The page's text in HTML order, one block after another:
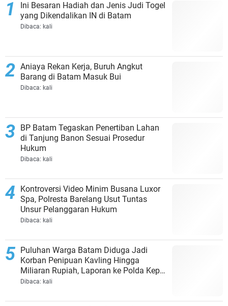
Ini Besaran Hadiah dan Jenis Judi Togel
yang Dikendalikan IN di Batam
Dibaca: kali
Aniaya Rekan Kerja, Buruh Angkut
Barang di Batam Masuk Bui
Dibaca: kali
BP Batam Tegaskan Penertiban Lahan
di Tanjung Banon Sesuai Prosedur
Hukum
Dibaca: kali
Kontroversi Video Minim Busana Luxor
Spa, Polresta Barelang Usut Tuntas
Unsur Pelanggaran Hukum
Dibaca: kali
Puluhan Warga Batam Diduga Jadi
Korban Penipuan Kavling Hingga
Miliaran Rupiah, Laporan ke Polda Kepri
Jalan di Tempat?
Dibaca: kali